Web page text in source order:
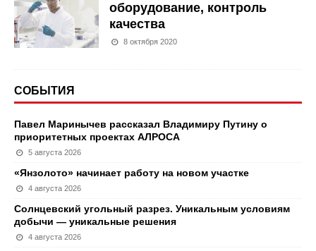
оборудование, контроль
качества
8 октября 2020
СОБЫТИЯ
Павел Маринычев рассказал Владимиру Путину о
приоритетных проектах АЛРОСА
5 августа 2026
«Янзолото» начинает работу на новом участке
4 августа 2026
Солнцевский угольный разрез. Уникальным условиям
добычи — уникальные решения
4 августа 2026